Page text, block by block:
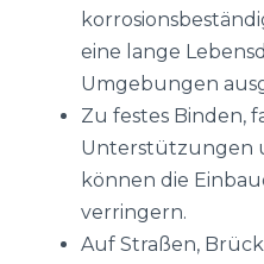
eine lange
Umgebungen
Zu festes Binden,
Unterstützungen
können die
verringern.
Auf Straßen,